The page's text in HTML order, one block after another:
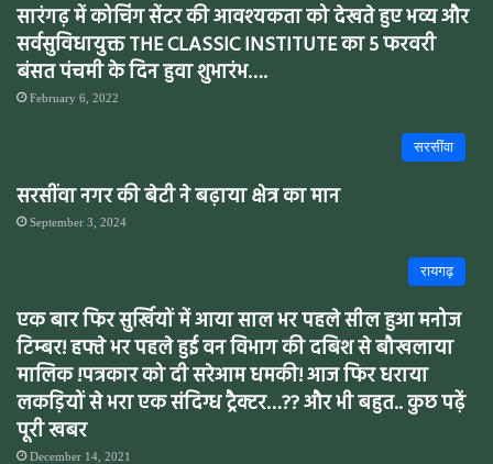
सारंगढ़ में कोचिंग सेंटर की आवश्यकता को देखते हुए भव्य और
सर्वसुविधायुक्त THE CLASSIC INSTITUTE का 5 फरवरी
बंसत पंचमी के दिन हुवा शुभारंभ….
February 6, 2022
सरसींवा
सरसींवा नगर की बेटी ने बढ़ाया क्षेत्र का मान
September 3, 2024
रायगढ़
एक बार फिर सुर्खियों में आया साल भर पहले सील हुआ मनोज
टिम्बर! हफ्ते भर पहले हुई वन विभाग की दबिश से बौखलाया
मालिक !पत्रकार को दी सरेआम धमकी! आज फिर धराया
लकड़ियों से भरा एक संदिग्ध ट्रैक्टर…?? और भी बहुत.. कुछ पढ़ें
पूरी खबर
December 14, 2021